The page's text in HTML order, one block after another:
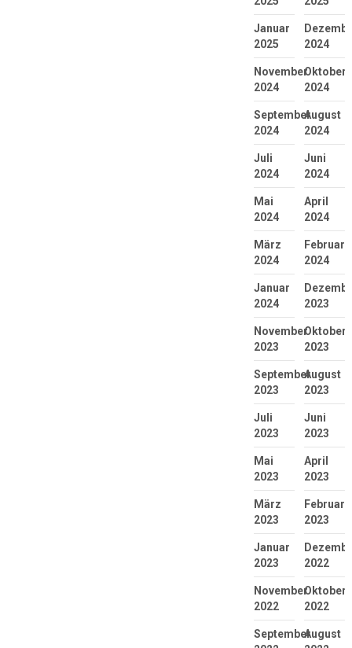
Januar
2025
2024
November
2024
Oktober
2024
September
2024
August
2024
Juli
2024
Juni
2024
Mai
2024
April
2024
März
2024
Februar
2024
Januar
2024
2023
November
2023
Oktober
2023
September
2023
August
2023
Juli
2023
Juni
2023
Mai
2023
April
2023
März
2023
Februar
2023
Januar
2023
2022
November
2022
Oktober
2022
SeptemberAugust